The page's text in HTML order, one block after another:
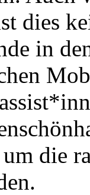
dies
in
die